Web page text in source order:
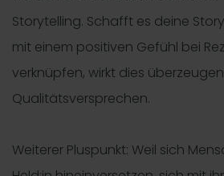
Storytelling. Schafft es deine
mit einem positiven Gefühl bei
verknüpfen, wirkt dies
Qualitätsversprechen.
Weiterer Pluspunkt: Weil sich